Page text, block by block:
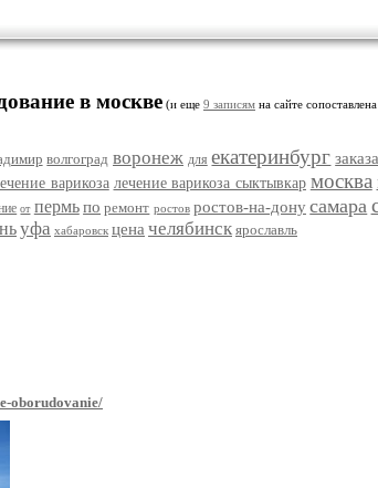
в москве (и еще 9 записям на сайте
волгоград воронеж для екатеринбург
варикоза лечение варикоза сыктывкар москва
от пермь по ремонт ростов ростов-на-дону самара
уфа хабаровск цена челябинск ярославль
oborudovanie/